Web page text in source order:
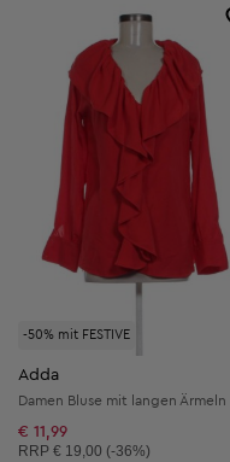
-50% mit FESTIVE
Adda
Damen Bluse mit langen Ärmeln
€ 11,99
Unverbindliche Preisempfehlung:
RRP € 19,00 (-36%)